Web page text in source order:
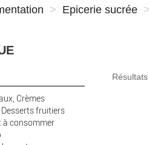
Epicerie sucrée
Crèmes
fruitiers
à consommer